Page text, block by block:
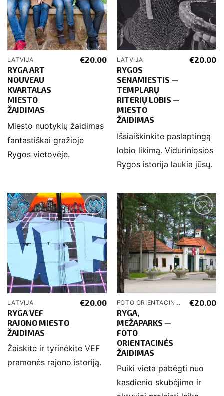
LATVIJA
RYGA ART
NOUVEAU
KVARTALAS
MIESTO
ŽAIDIMAS
€20.00
Miesto nuotykių žaidimas
fantastiškai gražioje
Rygos vietovėje.
LATVIJA
RYGOS
SENAMIESTIS —
TEMPLARŲ
RITERIŲ LOBIS —
MIESTO
ŽAIDIMAS
€20.00
Išsiaiškinkite paslaptingą
lobio likimą. Viduriniosios
Rygos istorija laukia jūsų.
LATVIJA
RYGA VEF
RAJONO MIESTO
ŽAIDIMAS
€20.00
Žaiskite ir tyrinėkite VEF
pramonės rajono istoriją.
FOTO ORIENTACINĖS ŽAIDIMAI
RYGA,
MEŽAPARKS —
FOTO
ORIENTACINĖS
ŽAIDIMAS
€20.00
Puiki vieta pabėgti nuo
kasdienio skubėjimo ir